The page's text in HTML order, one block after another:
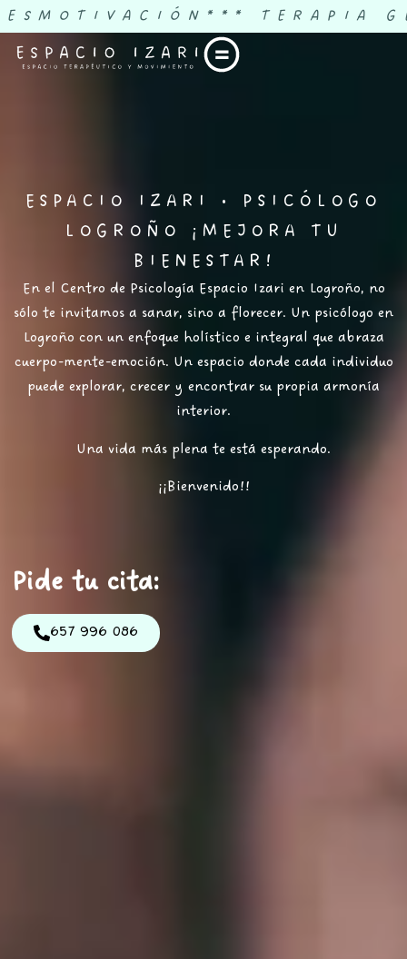
*** TERAPIA
ESPACIO IZARI • PSICÓLOGO
LOGROÑO ¡MEJORA TU
BIENESTAR!
En el Centro de Psicología Espacio Izari en Logroño, no
sólo te invitamos a sanar, sino a florecer. Un psicólogo en
Logroño con un enfoque holístico e integral que abraza
cuerpo-mente-emoción. Un espacio donde cada individuo
puede explorar, crecer y encontrar su propia armonía
interior.
Una vida más plena te está esperando.
¡¡Bienvenido!!
Pide tu cita:
657 996 086